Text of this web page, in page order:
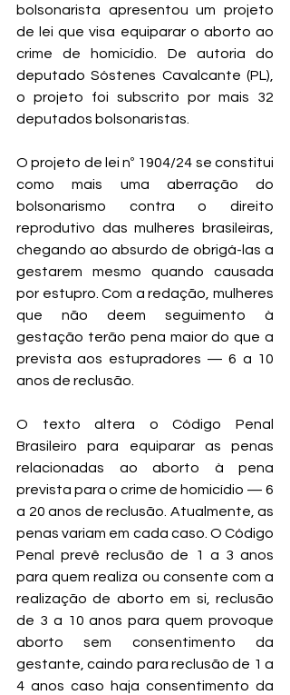
bolsonarista apresentou um projeto
de lei que visa equiparar o aborto ao
crime de homicídio. De autoria do
deputado Sóstenes Cavalcante (PL),
o projeto foi subscrito por mais 32
deputados bolsonaristas.
O projeto de lei nº 1904/24 se constitui
como mais uma aberração do
bolsonarismo contra o direito
reprodutivo das mulheres brasileiras,
chegando ao absurdo de obrigá-las a
gestarem mesmo quando causada
por estupro. Com a redação, mulheres
que não deem seguimento à
gestação terão pena maior do que a
prevista aos estupradores — 6 a 10
anos de reclusão.
O texto altera o Código Penal
Brasileiro para equiparar as penas
relacionadas ao aborto à pena
prevista para o crime de homicídio — 6
a 20 anos de reclusão. Atualmente, as
penas variam em cada caso. O Código
Penal prevê reclusão de 1 a 3 anos
para quem realiza ou consente com a
realização de aborto em si, reclusão
de 3 a 10 anos para quem provoque
aborto sem consentimento da
gestante, caindo para reclusão de 1 a
4 anos caso haja consentimento da